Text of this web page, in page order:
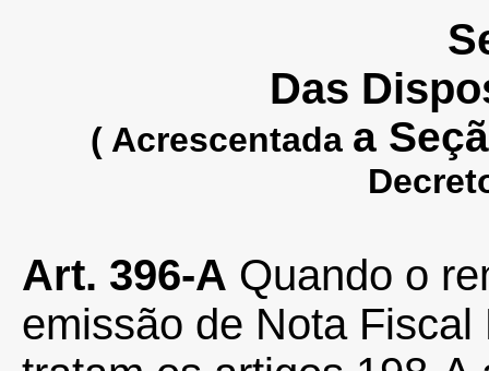
Das
( Acrescentada a
Art. 396-A Quando o
emissão de Nota